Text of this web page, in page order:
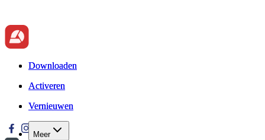
Downloaden
Activeren
Vernieuwen
Meer
Downloaden
Activeren
Vernieuwen